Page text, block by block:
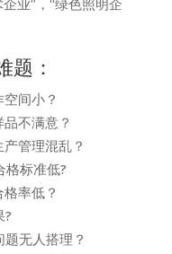
业”，“绿色照明企
题：
间小？
不满意？
管理混乱？
格标准低?
率低？
?
无人搭理？